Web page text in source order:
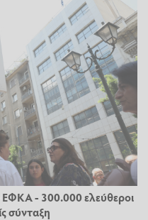
ΕΦΚΑ - 300.000 ελεύθεροι
σύνταξη